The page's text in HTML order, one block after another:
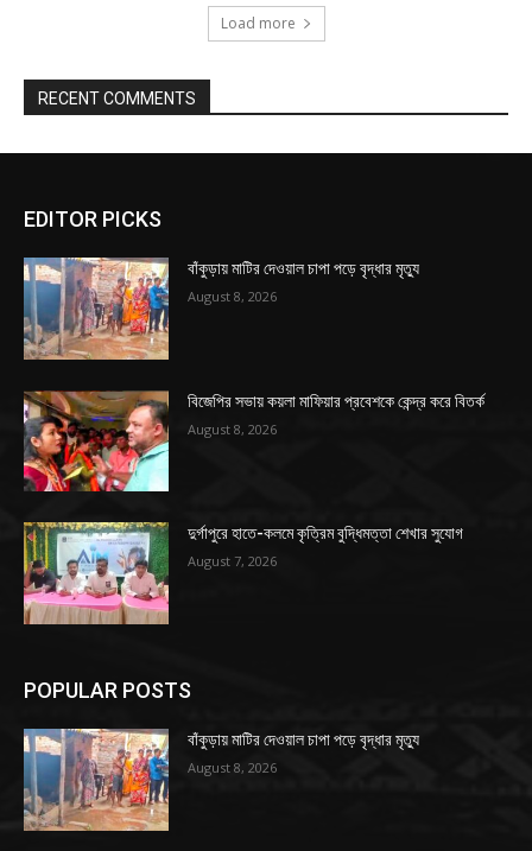
Load more
RECENT COMMENTS
EDITOR PICKS
বাঁকুড়ায় মাটির দেওয়াল চাপা পড়ে বৃদ্ধার মৃত্যু
August 8, 2026
বিজেপির সভায় কয়লা মাফিয়ার প্রবেশকে কেন্দ্র করে বিতর্ক
August 8, 2026
দুর্গাপুরে হাতে-কলমে কৃত্রিম বুদ্ধিমত্তা শেখার সুযোগ
August 7, 2026
POPULAR POSTS
বাঁকুড়ায় মাটির দেওয়াল চাপা পড়ে বৃদ্ধার মৃত্যু
August 8, 2026